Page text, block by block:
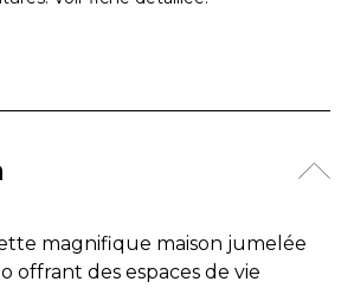
magnifique maison jumelée
offrant des espaces de vie